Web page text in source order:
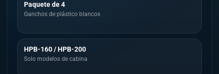
Paquete de 4
Ganchos de plástico blancos
HPB-160 / HPB-200
Solo modelos de cabina